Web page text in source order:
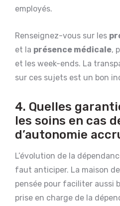
employés.
Renseignez-vous sur les
et la présence médicale,
et les week-ends. La
sur ces sujets est un bon
4. Quelles
les soins en cas
d’autonomie
L’évolution de la
faut anticiper. La maison
pensée pour faciliter aussi
prise en charge de la